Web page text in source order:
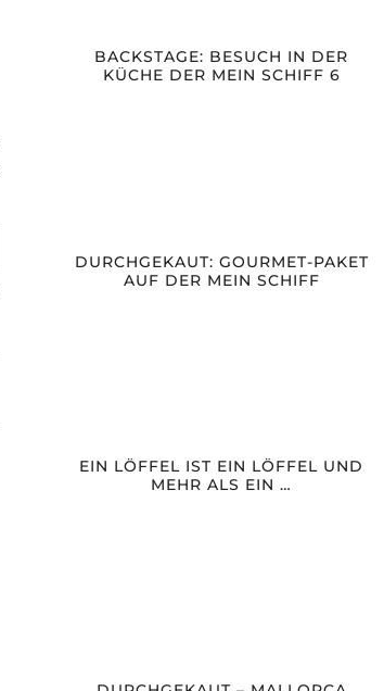
BACKSTAGE: BESUCH IN DER
KÜCHE DER MEIN SCHIFF 6
DURCHGEKAUT: GOURMET-PAKET
AUF DER MEIN SCHIFF
EIN LÖFFEL IST EIN LÖFFEL UND
MEHR ALS EIN …